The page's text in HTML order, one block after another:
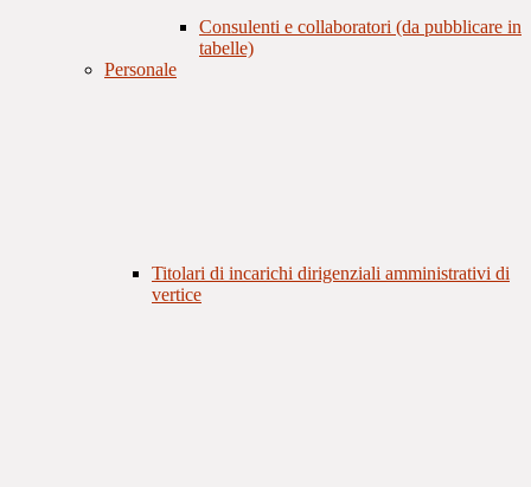
Consulenti e collaboratori (da pubblicare in
tabelle)
Personale
Titolari di incarichi dirigenziali amministrativi di
vertice